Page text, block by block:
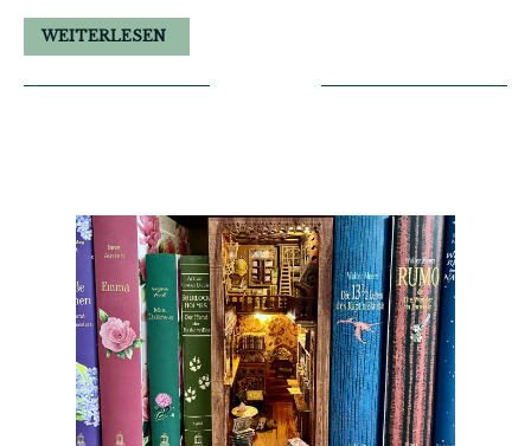
WEITERLESEN